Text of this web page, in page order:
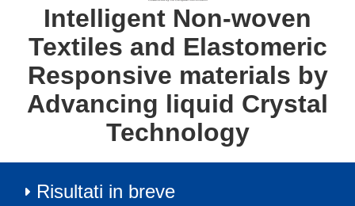
Intelligent Non-woven
Textiles and Elastomeric
Responsive materials by
Advancing liquid Crystal
Technology
Risultati in breve